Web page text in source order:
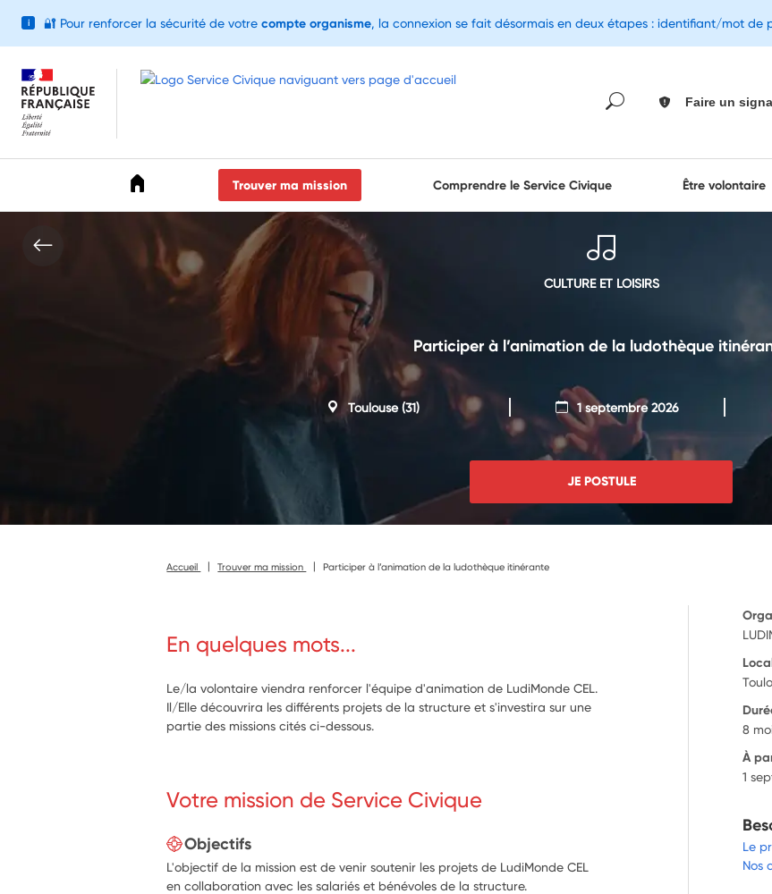
Faire un
Trouver ma mission Comprendre le Service Civique Être volontaire
CULTURE ET LOISIRS
Participer à l’animation de la ludothèque
Toulouse(31) 1 septembre 2026
JE POSTULE
Accueil Trouver ma mission Participer à l’animation de la ludothèque itinérante
En quelques mots...
Le/la volontaire viendra renforcer l'équipe d'animation de LudiMonde CEL.
Il/Elle découvrira les différents projets de la structure et s'investira sur une
partie des missions cités ci-dessous.
Votre mission de Service Civique
Objectifs
L'objectif de la mission est de venir soutenir les projets de LudiMonde CEL
en collaboration avec les salariés et bénévoles de la structure.
8
À
1
Le
Nos
i 🔐 Pour renforcer la sécurité de votre compte organisme, la connexion se fait désormais en deux étapes : identifiant/mot de